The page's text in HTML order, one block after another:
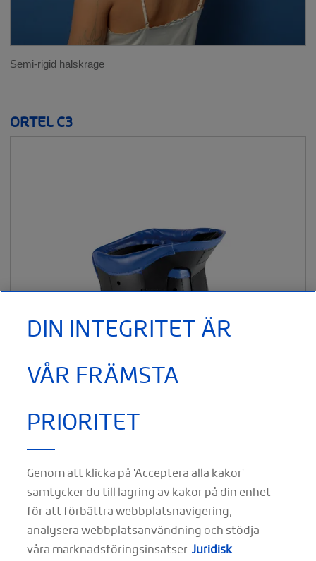
Semi-rigid halskrage
ORTEL C3
art: 239102 Ger halskotorna extra stöd genom dess styva
perforerade polyetenstruktur Vaddering vid
FÖLJ OSS PÅ SOCIALA MEDIER
DIN INTEGRITET ÄR
VÅR FRÄMSTA
PRIORITET
Genom att klicka på 'Acceptera alla kakor'
samtycker du till lagring av kakor på din enhet
för att förbättra webbplatsnavigering,
analysera webbplatsanvändning och stödja
våra marknadsföringsinsatser Juridisk